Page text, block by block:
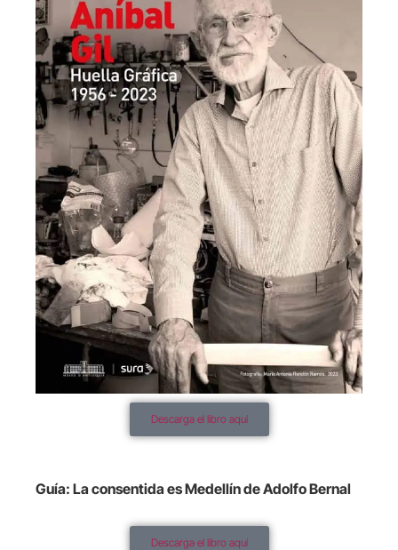
Descarga el libro aquí
Guía: La consentida es Medellín de Adolfo Bernal
Descarga el libro aquí